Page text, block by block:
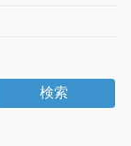
検索